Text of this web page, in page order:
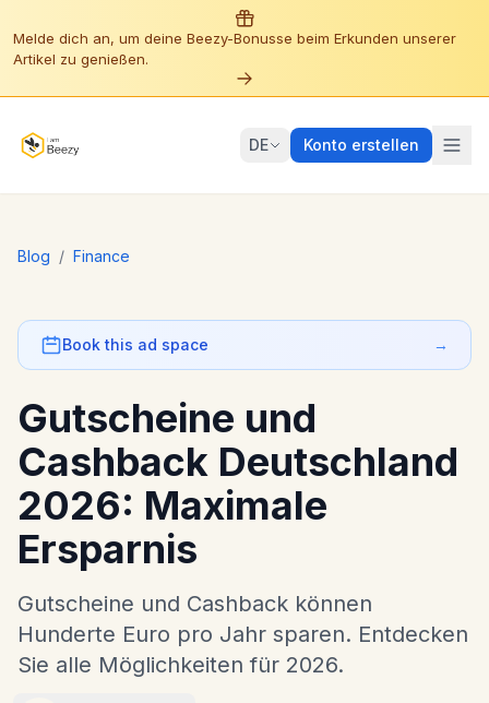
Melde dich an, um deine Beezy-Bonusse beim Erkunden unserer
Artikel zu genießen.
DE Konto erstellen
Blog / Finance
Book this ad space →
Gutscheine und
Cashback Deutschland
2026: Maximale
Ersparnis
Gutscheine und Cashback können
Hunderte Euro pro Jahr sparen. Entdecken
Sie alle Möglichkeiten für 2026.